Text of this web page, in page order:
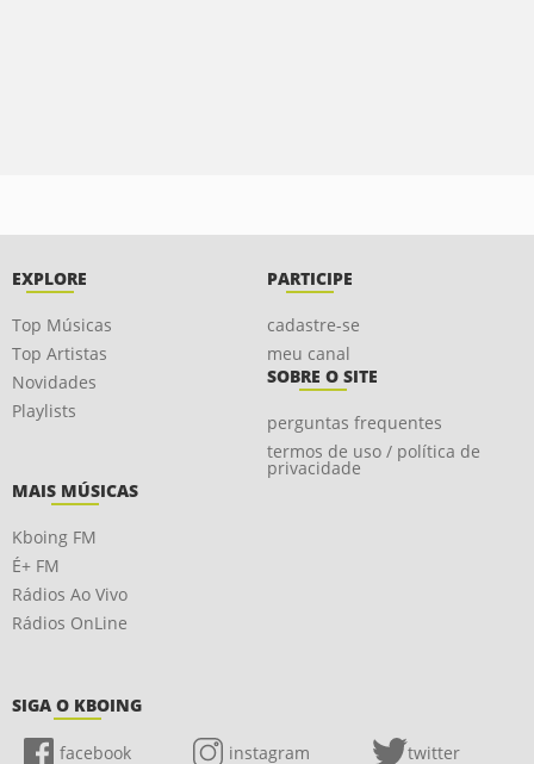
EXPLORE
Top Músicas
Top Artistas
Novidades
Playlists
PARTICIPE
cadastre-se
meu canal
SOBRE O SITE
perguntas frequentes
termos de uso / política de
privacidade
MAIS MÚSICAS
Kboing FM
É+ FM
Rádios Ao Vivo
Rádios OnLine
SIGA O KBOING
facebook instagram twitter